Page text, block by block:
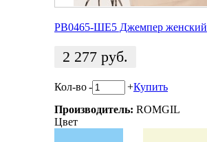
РВ0465-ШЕ5 Джемпер женский
2 277 руб.
Кол-во- +Купить
Производитель: ROMGIL
Цвет